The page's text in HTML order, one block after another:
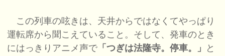
この列車の呟きは、天井からではなくてやっぱり
運転席から聞こえていること。そして、発車のとき
にはっきりアニメ声で 「つぎは法隆寺。停車。」
と